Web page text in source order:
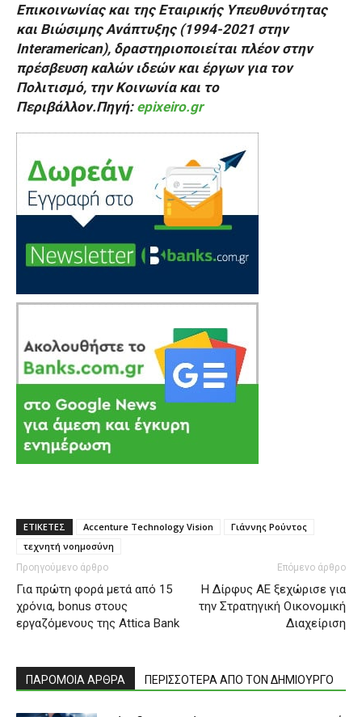
Επικοινωνίας και της Εταιρικής Υπευθυνότητας
και Βιώσιμης Ανάπτυξης (1994-2021 στην
Interamerican), δραστηριοποιείται πλέον στην
πρέσβευση καλών ιδεών και έργων για τον
Πολιτισμό, την Κοινωνία και το
Περιβάλλον.Πηγή: epixeiro.gr
ΕΤΙΚΕΤΕΣ Accenture Technology Vision
Γιάννης Ρούντος
τεχνητή νοημοσύνη
Προηγούμενο άρθρο
Για πρώτη φορά μετά από 15
χρόνια, bonus στους
εργαζόμενους της Attica Bank
Επόμενο άρθρο
Η Δίρφυς ΑΕ ξεχώρισε για
την Στρατηγική Οικονομική
Διαχείριση
ΠΑΡΟΜΟΙΑ ΑΡΘΡΑ ΠΕΡΙΣΣΟΤΕΡΑ ΑΠΟ ΤΟΝ ΔΗΜΙΟΥΡΓΟ